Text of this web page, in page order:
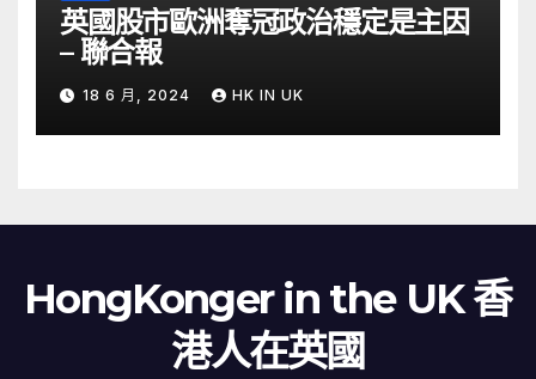
英國股市歐洲奪冠政治穩定是主因
– 聯合報
18 6 月, 2024 HK IN UK
HongKonger in the UK 香
港人在英國